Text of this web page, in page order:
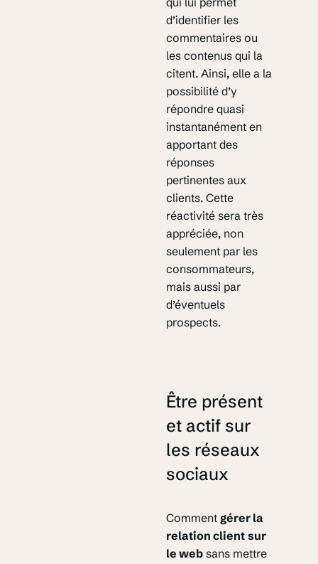
d’identifier les
commentaires ou
les contenus qui la
citent. Ainsi, elle a la
possibilité d’y
répondre quasi
instantanément en
apportant des
réponses
pertinentes aux
clients. Cette
réactivité sera très
appréciée, non
seulement par les
consommateurs,
mais aussi par
d’éventuels
prospects.
Être présent
et actif sur
les réseaux
sociaux
Comment gérer la
relation client sur
le websans mettre